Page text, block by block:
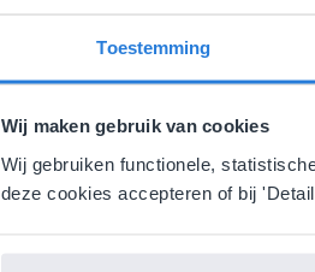
Toestemming
Wij maken gebruik van cookies
Wij gebruiken functionele,
deze cookies accepteren of bij